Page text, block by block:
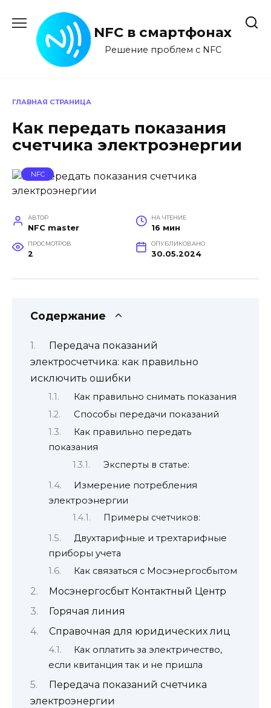
содержанию
NFC в смартфонах
Решение проблем с NFC
ГЛАВНАЯ СТРАНИЦА
Как передать показания
счетчика электроэнергии
NFC
АВТОР
NFC master
НА ЧТЕНИЕ
16 мин
ПРОСМОТРОВ
2
ОПУБЛИКОВАНО
30.05.2024
Содержание
Передача показаний
электросчетчика: как правильно
исключить ошибки
Как правильно снимать показания
Способы передачи показаний
Как правильно передать
показания
Эксперты в статье:
Измерение потребления
электроэнергии
Примеры счетчиков:
Двухтарифные и трехтарифные
приборы учета
Как связаться с Мосэнергосбытом
Мосэнергосбыт Контактный Центр
Горячая линия
Справочная для юридических лиц
Как оплатить за электричество,
если квитанция так и не пришла
Передача показаний счетчика
электроэнергии